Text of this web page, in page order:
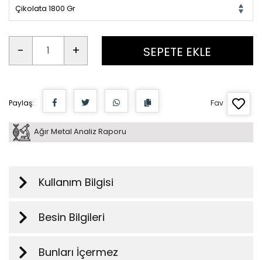
Çikolata 1800 Gr
- + SEPETE EKLE
Paylaş: Fav
Ağır Metal Analiz Raporu
Kullanım Bilgisi
Besin Bilgileri
Bunları İçermez